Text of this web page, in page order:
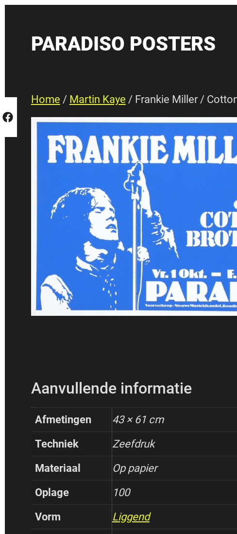
contentPARADISO POSTERS
Home / Martin Kaye / Frankie Miller /
Aanvullende informatie
Afmetingen
43 × 61 cm
Techniek
Zeefdruk
Materiaal
Op papier
Oplage
100
Vorm
Liggend